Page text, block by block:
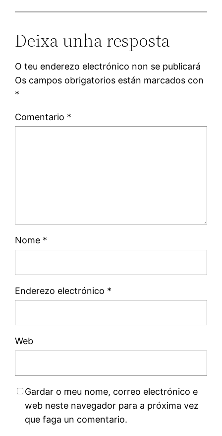
Deixa unha resposta
O teu enderezo electrónico non se publicará
Os campos obrigatorios están marcados con
*
Comentario *
Nome *
Enderezo electrónico *
Web
Gardar o meu nome, correo electrónico e
web neste navegador para a próxima vez
que faga un comentario.